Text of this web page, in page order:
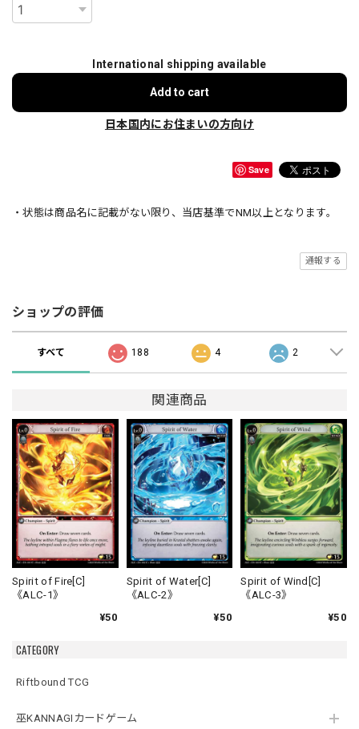
CATEGORY
Riftbound TCG
巫KANNAGIカードゲーム
International shipping available
Add to cart
日本国内にお住まいの方向け
Save
・状態は商品名に記載がない限り、当店基準でNM以上となります。
通報する
ショップの評価
すべて 188 4 2
関連商品
Spirit of Fire[C]
《ALC-1》
¥50
Spirit of Water[C]
《ALC-2》
¥50
Spirit of Wind[C]
《ALC-3》
¥50